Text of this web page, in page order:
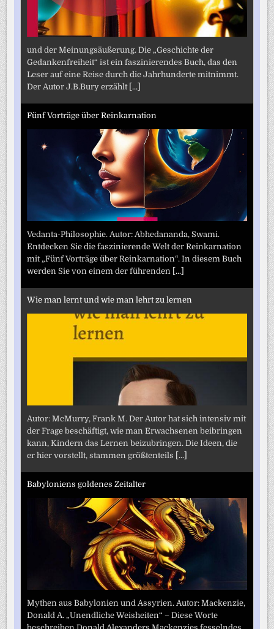
und der Meinungsäußerung. Die „Geschichte der
Gedankenfreiheit“ ist ein faszinierendes Buch, das den
Leser auf eine Reise durch die Jahrhunderte mitnimmt.
Der Autor J.B.Bury erzählt [...]
Fünf Vorträge über Reinkarnation
Vedanta-Philosophie. Autor: Abhedananda, Swami.
Entdecken Sie die faszinierende Welt der Reinkarnation
mit „Fünf Vorträge über Reinkarnation“. In diesem Buch
werden Sie von einem der führenden [...]
Wie man lernt und wie man lehrt zu lernen
Autor: McMurry, Frank M. Der Autor hat sich intensiv mit
der Frage beschäftigt, wie man Erwachsenen beibringen
kann, Kindern das Lernen beizubringen. Die Ideen, die
er hier vorstellt, stammen größtenteils [...]
Babyloniens goldenes Zeitalter
Mythen aus Babylonien und Assyrien. Autor: Mackenzie,
Donald A. „Unendliche Weisheiten“ – Diese Worte